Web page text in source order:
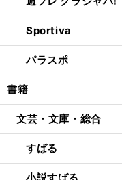
Sportiva
パラスポ
書籍
文芸・文庫・総合
すばる